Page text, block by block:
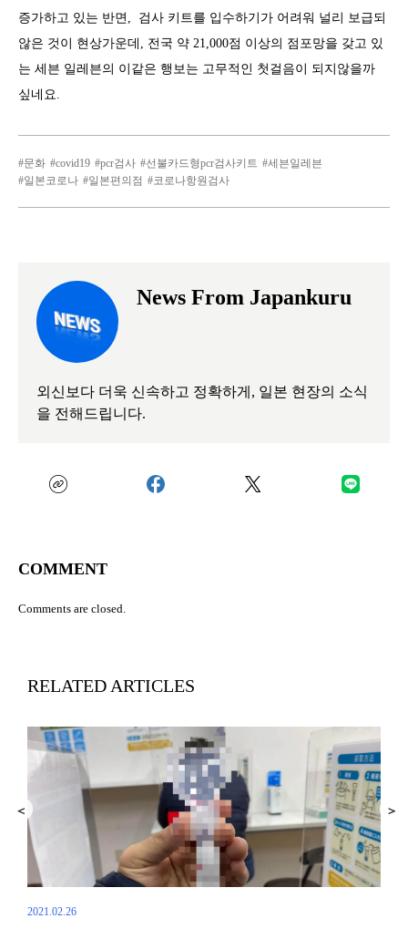
증가하고 있는 반면, 검사 키트를 입수하기가 어려워 널리 보급되
않은 것이 현상가운데, 전국 약 21,000점 이상의 점포망을 갖고 있
는 세븐 일레븐의 이같은 행보는 고무적인 첫걸음이 되지않을까
싶네요.
문화 covid19 pcr검사 선불카드형pcr검사키트
세븐일레븐
일본코로나
일본편의점 코로나항원검사
News From Japankuru
외신보다 더욱 신속하고 정확하게, 일본 현장의 소식
을 전해드립니다.
COMMENT
Comments are closed.
RELATED ARTICLES
2021.02.26